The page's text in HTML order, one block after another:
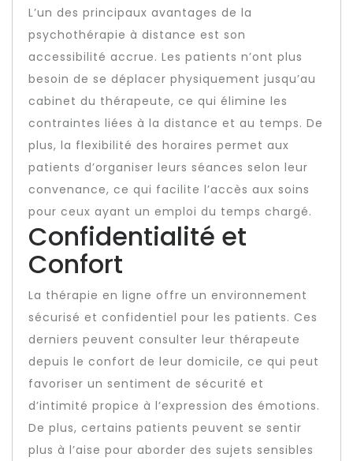
L’un des principaux avantages de la
psychothérapie à distance est son
accessibilité accrue. Les patients n’ont plus
besoin de se déplacer physiquement jusqu’au
cabinet du thérapeute, ce qui élimine les
contraintes liées à la distance et au temps. De
plus, la flexibilité des horaires permet aux
patients d’organiser leurs séances selon leur
convenance, ce qui facilite l’accès aux soins
pour ceux ayant un emploi du temps chargé.
Confidentialité et
Confort
La thérapie en ligne offre un environnement
sécurisé et confidentiel pour les patients. Ces
derniers peuvent consulter leur thérapeute
depuis le confort de leur domicile, ce qui peut
favoriser un sentiment de sécurité et
d’intimité propice à l’expression des émotions.
De plus, certains patients peuvent se sentir
plus à l’aise pour aborder des sujets sensibles